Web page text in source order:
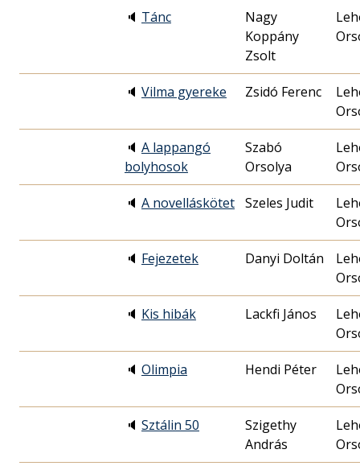
🔈 Tánc
Nagy
Koppány
Zsolt
🔈 Vilma gyereke Zsidó Ferenc
🔈 A lappangó
bolyhosok
Szabó
Orsolya
🔈 A novelláskötet Szeles Judit
🔈 Fejezetek Danyi Doltán
🔈 Kis hibák Lackfi János
🔈 Olimpia Hendi Péter
🔈 Sztálin 50
Szigethy
András